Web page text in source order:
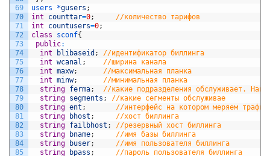
69
70
71
72
73
74
75
76
77
78
79
80
81
82
83
84
85
users *gusers ;
int
counttar=0;
//количество тарифов
int
countusers=0;
class
sconf{
public:
int
blibaseid ;
//идентификатор биллинга
int wcanal ;
//ширина канала
int maxw;
//максимальная планка
int minw;
//минимальная планка
string ferma;
//какие подразделения обслуживает.
string segments ;
//какие сегменты обслуживае
string ent ;
//интерфейс на котором меряем трафик
string
bhost ;
//хост биллинга
string failbhost ;
//резервный хост биллинга
string
bname;
//имя базы биллинга
string
buser;
//имя пользователя биллинга
string
bpass ;
//пароль пользователя биллинга